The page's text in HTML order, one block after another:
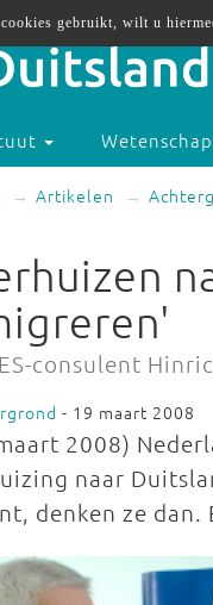
Wetenschap
Artikelen
consulent
- 19 maart 2008
2008)
naar
denken ze dan.
gebruikt, wilt u